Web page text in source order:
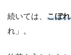
続いては、 こぼ
れ」。